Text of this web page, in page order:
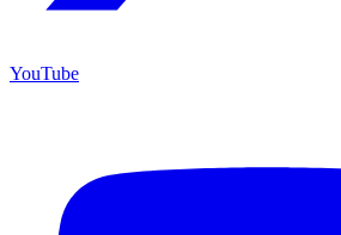
YouTube